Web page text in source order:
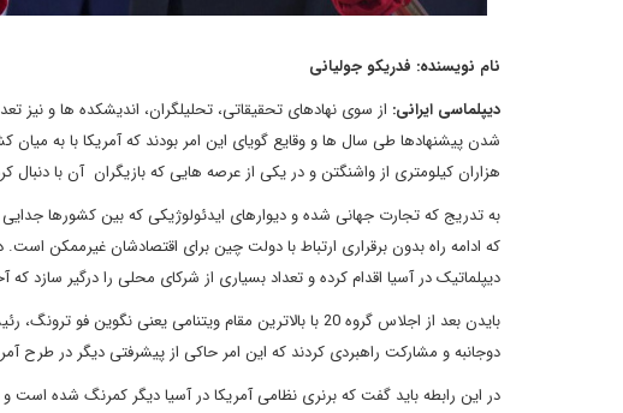
نام نویسنده: فدریکو جولیانی
دیپلماسی ایرانی: از سوی نهادهای تحقیقاتی، تحلیلگران، اندیشکده ها و نیز
شدن پیشنهادها طی سال ها و وقایع گویای این امر بودند که آمریکا با به
هزاران کیلومتری از واشنگتن و در یکی از عرصه هایی که بازیگران آن با
به تدریج که تجارت جهانی شده و دیوارهای ایدئولوژیکی که بین کشورها
که ادامه راه بدون برقراری ارتباط با دولت چین برای اقتصادشان
دیپلماتیک در آسیا اقدام کرده و تعداد بسیاری از شرکای محلی را درگیر سازد
بایدن بعد از اجلاس گروه 20 با بالاترین مقام ویتنامی یعنی
دوجانبه و مشارکت راهبردی کردند که این امر حاکی از پیشرفتی دیگر در طرح
در این رابطه باید گفت که برنری نظامی آمریکا در آسیا دیگر کمرنگ شده